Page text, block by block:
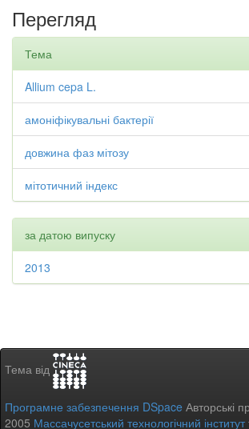
Перегляд
Тема
Allium cepa L.
амоніфікувальні бактерії
довжина фаз мітозу
мітотичний індекс
за датою випуску
2013
Тема від
Програмне забезпечення DSpace Авторські
2005 Массачусетський технологічний інститут